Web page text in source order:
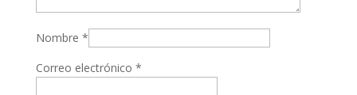
Nombre *
Correo electrónico *